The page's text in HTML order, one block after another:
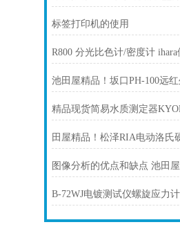
标签打印机的使用
图像分析的优点和缺点 池田屋